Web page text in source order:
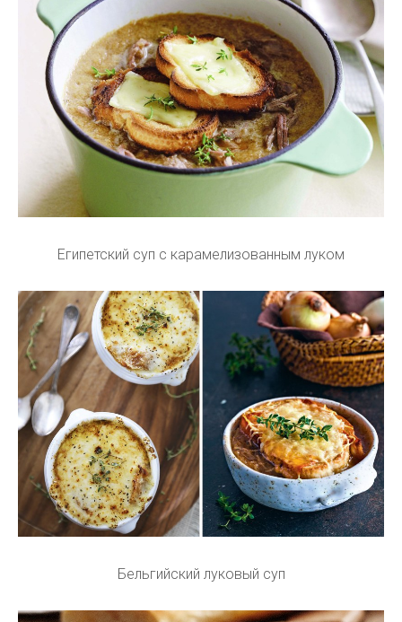
Египетский суп с карамелизованным луком
Бельгийский луковый суп